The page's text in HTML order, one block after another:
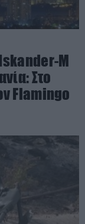
M
Στο
Flamingo